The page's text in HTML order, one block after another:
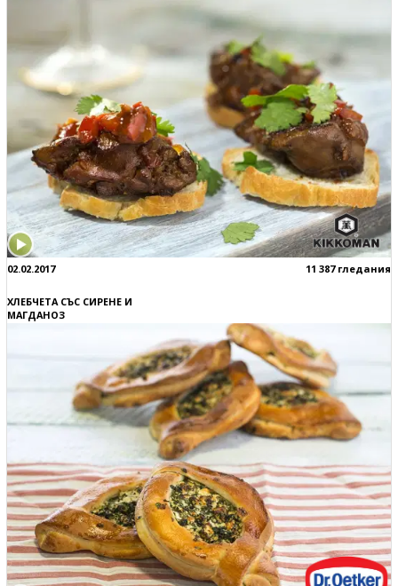
02.02.2017 11 387 гледания
ХЛЕБЧЕТА СЪС СИРЕНЕ И
МАГДАНОЗ